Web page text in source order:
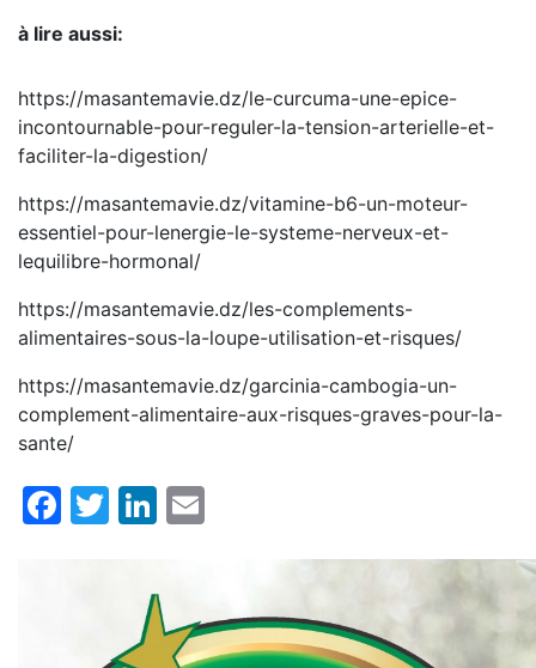
à lire aussi:
https://masantemavie.dz/le-curcuma-une-epice-
incontournable-pour-reguler-la-tension-arterielle-et-
faciliter-la-digestion/
https://masantemavie.dz/vitamine-b6-un-moteur-
essentiel-pour-lenergie-le-systeme-nerveux-et-
lequilibre-hormonal/
https://masantemavie.dz/les-complements-
alimentaires-sous-la-loupe-utilisation-et-risques/
https://masantemavie.dz/garcinia-cambogia-un-
complement-alimentaire-aux-risques-graves-pour-la-
sante/
Facebook
TwitterLinkedIn